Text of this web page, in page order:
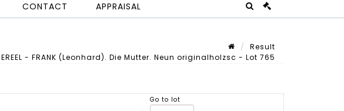
CONTACT APPRAISAL
Result
- FRANK (Leonhard). Die Mutter. Neun originalholzsc - Lot 765
Go to lot